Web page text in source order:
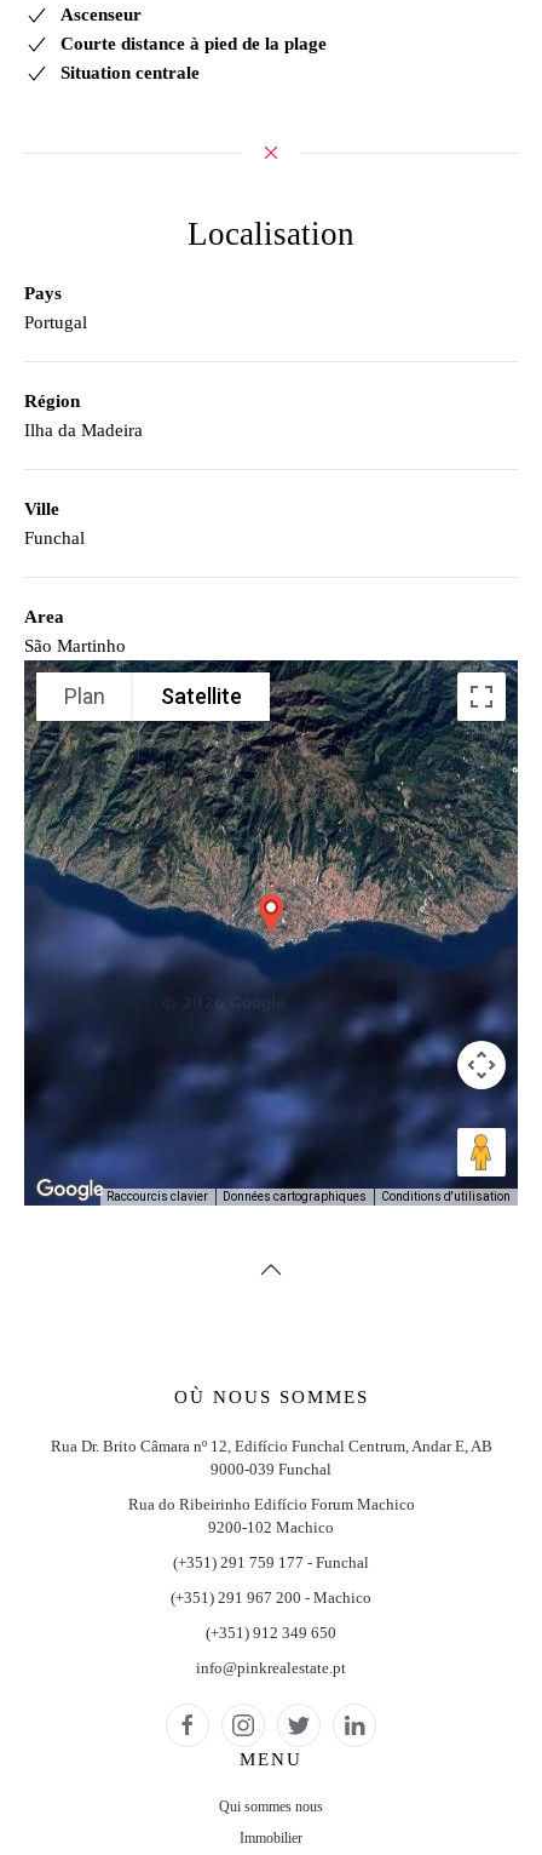
Ascenseur
Courte distance à pied de la plage
Situation centrale
Localisation
Pays
Portugal
Région
Ilha da Madeira
Ville
Funchal
Area
São Martinho
Plan Satellite
Raccourcis clavier Données cartographiques Conditions d'utilisation
OÙ NOUS SOMMES
Rua Dr. Brito Câmara nº 12, Edifício Funchal Centrum, Andar E, AB
9000-039 Funchal
Rua do Ribeirinho Edifício Forum Machico
9200-102 Machico
(+351) 291 759 177 - Funchal
(+351) 291 967 200 - Machico
(+351) 912 349 650
info@pinkrealestate.pt
MENU
Qui sommes nous
Immobilier